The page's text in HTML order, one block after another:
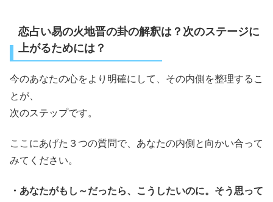
恋占い易の火地晋の卦の解釈は？次のステージに
上がるためには？
今のあなたの心をより明確にして、その内側を整理するこ
とが、
次のステップです。
ここにあげた３つの質問で、あなたの内側と向かい合って
みてください。
・あなたがもし～だったら、こうしたいのに。そう思って